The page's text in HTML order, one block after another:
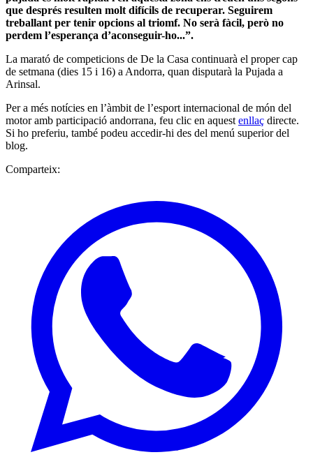
que després resulten molt difícils de recuperar. Seguirem
treballant per tenir opcions al triomf. No serà fàcil, però no
perdem l’esperança d’aconseguir-ho...”.
La marató de competicions de De la Casa continuarà el proper cap
de setmana (dies 15 i 16) a Andorra, quan disputarà la Pujada a
Arinsal.
Per a més notícies en l’àmbit de l’esport internacional de món del
motor amb participació andorrana, feu clic en aquest enllaç directe.
Si ho preferiu, també podeu accedir-hi des del menú superior del
blog.
Comparteix: